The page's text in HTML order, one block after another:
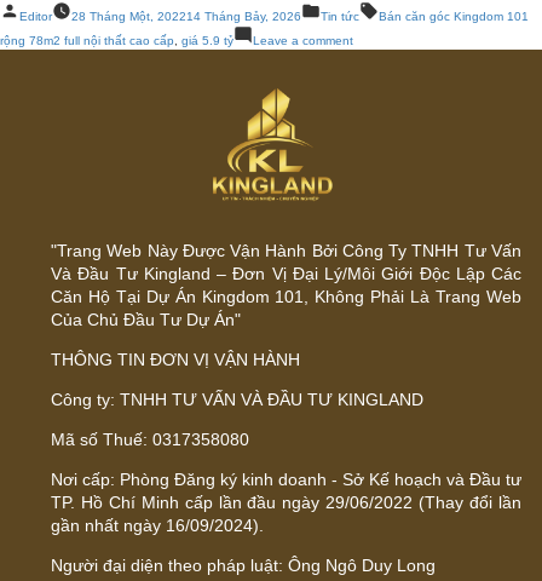
Posted
by
Editor 28 Tháng Một, 202214 Tháng Bảy, 2026
in
Tin tức
Bán căn góc Kingdom 101
rộng 78m2 full nội thất cao cấp
giá 5.9 tỷ Leave a comment
Bán
giá
8,6
"Trang Web Này Được Vận Hành Bởi Công Ty TNHH Tư Vấn
Và Đầu Tư Kingland – Đơn Vị Đại Lý/Môi Giới Độc Lập Các
Căn Hộ Tại Dự Án Kingdom 101, Không Phải Là Trang Web
Của Chủ Đầu Tư Dự Án"
THÔNG TIN ĐƠN VỊ VẬN HÀNH
Công ty: TNHH TƯ VẤN VÀ ĐẦU TƯ KINGLAND
Mã số Thuế: 0317358080
Nơi cấp: Phòng Đăng ký kinh doanh - Sở Kế hoạch và Đầu tư
TP. Hồ Chí Minh cấp lần đầu ngày 29/06/2022 (Thay đổi lần
gần nhất ngày 16/09/2024).
Người đại diện theo pháp luật: Ông Ngô Duy Long